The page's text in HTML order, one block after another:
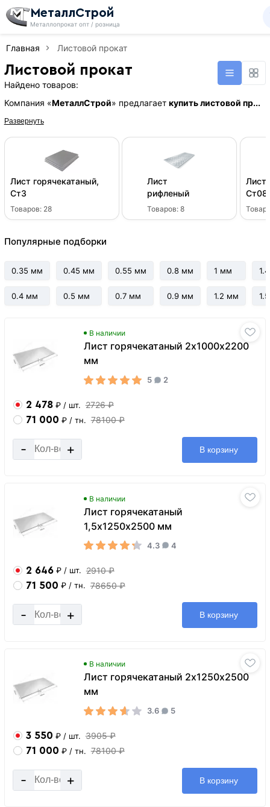
МеталлСтрой
Металлопрокат опт / розница
Главная Листовой прокат
Листовой прокат
Найдено товаров:
Компания «МеталлСтрой» предлагает купить листовой пр...
Развернуть
Лист горячекатаный,
Ст3
Товаров: 28
Лист
рифленый
Товаров: 8
Лист
Ст08
Популярные подборки
0.35 мм
0.4 мм
0.45 мм
0.5 мм
0.55 мм
0.7 мм
0.8 мм
0.9 мм
1 мм
1.2 мм
В наличии
Лист горячекатаный 2х1000х2200
мм
5 2
2 478 ₽ / шт. 2726 ₽
71 000 ₽ / тн. 78100 ₽
- + В корзину
В наличии
Лист горячекатаный
1,5х1250х2500 мм
4.3 4
2 646 ₽ / шт. 2910 ₽
71 500 ₽ / тн. 78650 ₽
- + В корзину
В наличии
Лист горячекатаный 2х1250х2500
мм
3.6 5
3 550 ₽ / шт. 3905 ₽
71 000 ₽ / тн. 78100 ₽
- + В корзину